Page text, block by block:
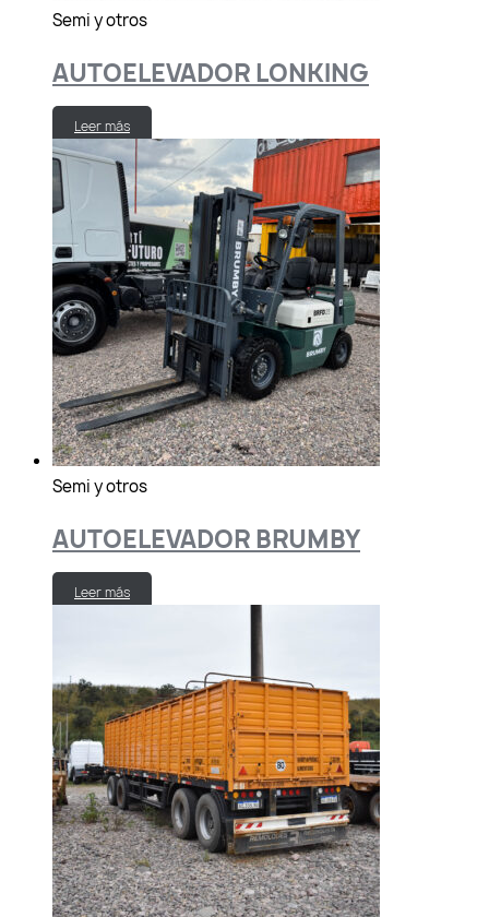
Semi y otros
AUTOELEVADOR LONKING
Leer más
Semi y otros
AUTOELEVADOR BRUMBY
Leer más